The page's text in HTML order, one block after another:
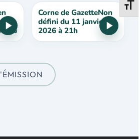
up
Corne de GazetteNon
défini du 11 janvier
2026 à 21h